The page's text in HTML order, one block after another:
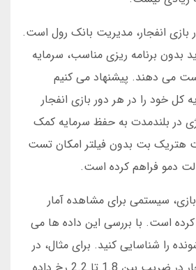
بازی انفجار، مدیریت بانک رول است.
بدون برنامه ریزی مناسب، سرمایه
می دهند. پیشنهاد می کنیم
سرمایه کل خود را در هر دور بازی انفجار
در بلندمدت به حفظ سرمایه کمک
هتریک بت بدون فیلتر امکان تست
دمو فراهم کرده است.
سیستمی برای مشاهده آمار
است. با بررسی این داده ها می
را شناسایی کنید. برای مثال، در